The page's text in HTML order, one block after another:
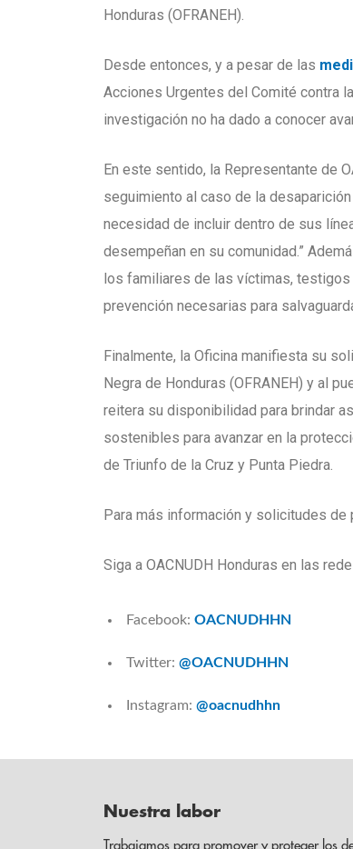
Honduras (OFRANEH).
Desde entonces, y a pesar de las
Acciones Urgentes del Comité contra
investigación no ha dado a conocer
En este sentido, la Representante de
seguimiento al caso de la
necesidad de incluir dentro de sus
desempeñan en su comunidad.”
los familiares de las víctimas, testigos
prevención necesarias para
Finalmente, la Oficina manifiesta su
Negra de Honduras (OFRANEH) y al
reitera su disponibilidad para brindar
sostenibles para avanzar en la
de Triunfo de la Cruz y Punta Piedra.
Para más información y solicitudes de
Siga a OACNUDH Honduras en las
Facebook: OACNUDHHN
Twitter: @OACNUDHHN
Instagram: @oacnudhhn
Nuestra labor
Trabajamos para promover y proteger los